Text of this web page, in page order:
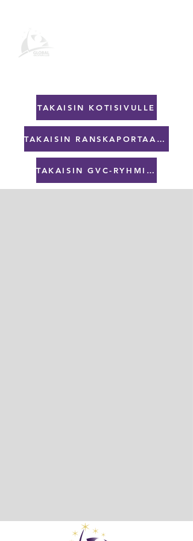
TAKAISIN KOTISIVULLE
TAKAISIN RANSKAPORTAALeihin
TAKAISIN GVC-RYHMIIN